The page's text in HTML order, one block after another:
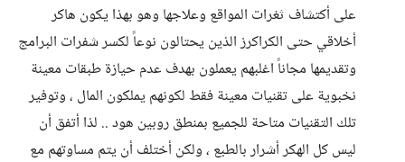
على أكتشاف ثغرات المواقع وعلاجها وهو بهذا يكون هاكر
أخلاقي حتى الكراكرز الذين يحتالون نوعاً لكسر شفرات البرامج
وتقديمها مجاناً اغلبهم يعملون بهدف عدم حيازة طبقات معينة
نخبوية على تقنيات معينة فقط لكونهم يملكون المال ، وتوفير
تلك التقنيات متاحة للجميع بمنطق روبين هود .. لذا أتفق أن
ليس كل الهكر أشرار بالطبع ، ولكن أختلف أن يتم مساوتهم مع